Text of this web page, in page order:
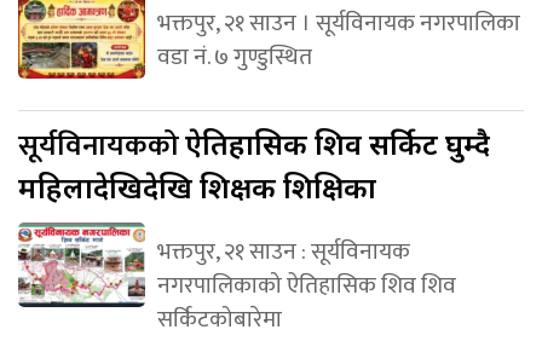
भक्तपुर, २१ साउन । सूर्यविनायक नगरपालिका
वडा नं. ७ गुण्डुस्थित
सूर्यविनायककोऐतिहासिक शिव सर्किट घुम्दै
महिलादेखिदेखि शिक्षक शिक्षिका
भक्तपुर, २१ साउन : सूर्यविनायक
नगरपालिकाको ऐतिहासिक शिव शिव
सर्किटकोबारेमा